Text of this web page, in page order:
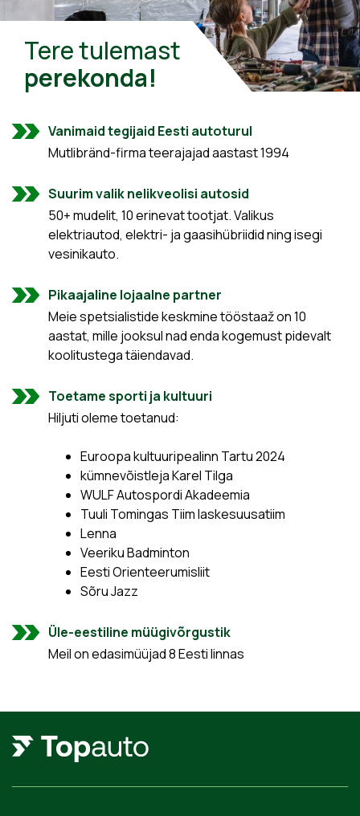
Tere tulemast
perekonda!
Vanimaid tegijaid Eesti autoturul
Mutlibränd-firma teerajajad aastast 1994
Suurim valik nelikveolisi autosid
50+ mudelit, 10 erinevat tootjat. Valikus
elektriautod, elektri- ja gaasihübriidid ning isegi
vesinikauto.
Pikaajaline lojaalne partner
Meie spetsialistide keskmine tööstaaž on 10
aastat, mille jooksul nad enda kogemust pidevalt
koolitustega täiendavad.
Toetame sporti ja kultuuri
Hiljuti oleme toetanud:
Euroopa kultuuripealinn Tartu 2024
kümnevõistleja Karel Tilga
WULF Autospordi Akadeemia
Tuuli Tomingas Tiim laskesuusatiim
Lenna
Veeriku Badminton
Eesti Orienteerumisliit
Sõru Jazz
Üle-eestiline müügivõrgustik
Meil on edasimüüjad 8 Eesti linnas